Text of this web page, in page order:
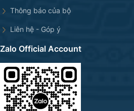
Thông báo của bộ
Liên hệ - Góp ý
Zalo Official Account